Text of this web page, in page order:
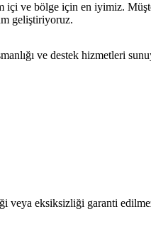
ve bölge için en iyimiz.
geliştiriyoruz.
ve destek hizmetleri
veya eksiksizliği garanti